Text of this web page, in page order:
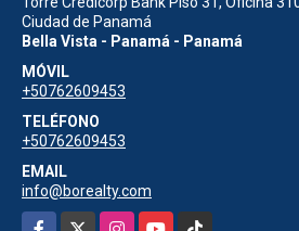
Ciudad de Panamá
Bella Vista - Panamá - Panamá
MÓVIL
+50762609453
TELÉFONO
+50762609453
EMAIL
info@borealty.com
Facebook
InstagramYouTubeTikTok